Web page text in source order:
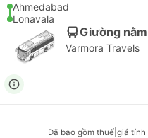
Ahmedabad
Lonavala
Giường
Varmora Travels
Đã bao gồm thuế giá tính